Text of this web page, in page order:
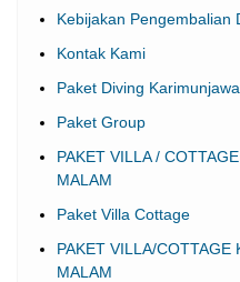
Kebijakan Pengembalian
Kontak Kami
Paket Diving Karimunjawa
Paket Group
PAKET VILLA /
MALAM
Paket Villa Cottage
PAKET VILLA/COTTAGE
MALAM